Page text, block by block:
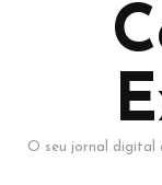
O seu jornal digital